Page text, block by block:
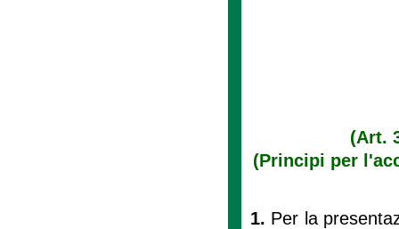
(Art.
(Principi per
1. Per la